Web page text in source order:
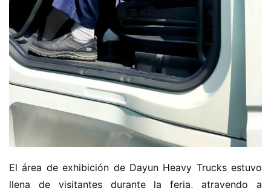
H
m
e
c
m
i
El área de exhibición de Dayun Heavy Trucks estuvo
llena de visitantes durante la feria, atrayendo a